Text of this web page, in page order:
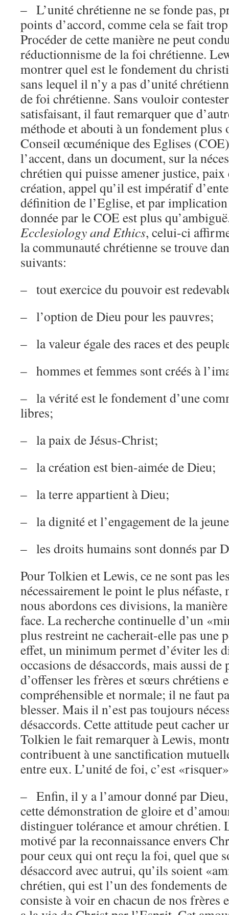
– L’unité chrétienne ne se fonde pas,
points d’accord, comme cela se fait
Procéder de cette manière ne peut
réductionnisme de la foi chrétienne.
montrer quel est le fondement du
sans lequel il n’y a pas d’unité
de foi chrétienne. Sans vouloir
satisfaisant, il faut remarquer que
méthode et abouti à un fondement
Conseil œcuménique des Eglises
l’accent, dans un document, sur la
chrétien qui puisse amener justice, paix
création, appel qu’il est impératif
définition de l’Eglise, et par
donnée par le COE est plus
Ecclesiology and Ethics, celui-ci
la communauté chrétienne se trouve
suivants:
– tout exercice du pouvoir est
– l’option de Dieu pour les pauvres;
– la valeur égale des races et des
– hommes et femmes sont créés à
– la vérité est le fondement d’une
libres;
– la paix de Jésus-Christ;
– la création est bien-aimée de Dieu;
– la terre appartient à Dieu;
– la dignité et l’engagement de la
– les droits humains sont donnés par
Pour Tolkien et Lewis, ce ne sont pas
nécessairement le point le plus néfaste,
nous abordons ces divisions, la
face. La recherche continuelle d’un
plus restreint ne cacherait-elle pas une
effet, un minimum permet d’éviter les
occasions de désaccords, mais aussi
d’offenser les frères et sœurs chrétiens
compréhensible et normale; il ne faut
blesser. Mais il n’est pas toujours
désaccords. Cette attitude peut cacher
Tolkien le fait remarquer à Lewis,
contribuent à une sanctification
entre eux. L’unité de foi, c’est
– Enfin, il y a l’amour donné par
cette démonstration de gloire et
distinguer tolérance et amour chrétien.
motivé par la reconnaissance envers
pour ceux qui ont reçu la foi, quel que
désaccord avec autrui, qu’ils soient
chrétien, qui est l’un des fondements
consiste à voir en chacun de nos frères